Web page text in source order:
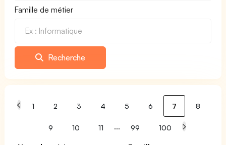
Famille de métier
Recherche
1 2 3 4 5 6 7 8
9 10 11 ... 99 100